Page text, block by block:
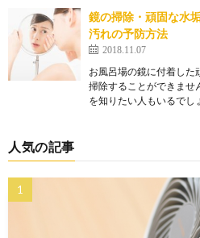
鏡の掃除・頑固な水
汚れの予防方法
2018.11.07
お風呂場の鏡に付着した
掃除することができませ
を知りたい人もいるでし
人気の記事